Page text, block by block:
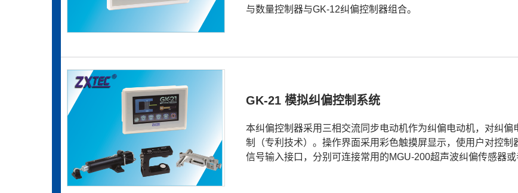
与数量控制器与GK-12纠偏控制器组合。
GK-21 模拟纠偏控制系统
本纠偏控制器采用三相交流同步电动机作为纠偏电动机，对纠
制（专利技术）。操作界面采用彩色触摸屏显示，使用户对控
信号输入接口，分别可连接常用的MGU-200超声波纠偏传感器或